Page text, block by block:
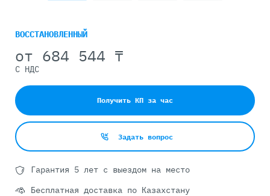
ВОССТАНОВЛЕННЫЙ
от 684 544 ₸
С НДС
Получить КП за час
Задать вопрос
Гарантия 5 лет с выездом на место
Бесплатная доставка по Казахстану